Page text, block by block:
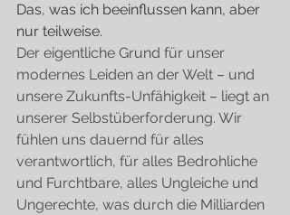
Das, was ich beeinflussen kann, aber
nur teilweise.
Der eigentliche Grund für unser
modernes Leiden an der Welt – und
unsere Zukunfts-Unfähigkeit – liegt an
unserer Selbstüberforderung. Wir
fühlen uns dauernd für alles
verantwortlich, für alles Bedrohliche
und Furchtbare, alles Ungleiche und
Ungerechte, was durch die Milliarden